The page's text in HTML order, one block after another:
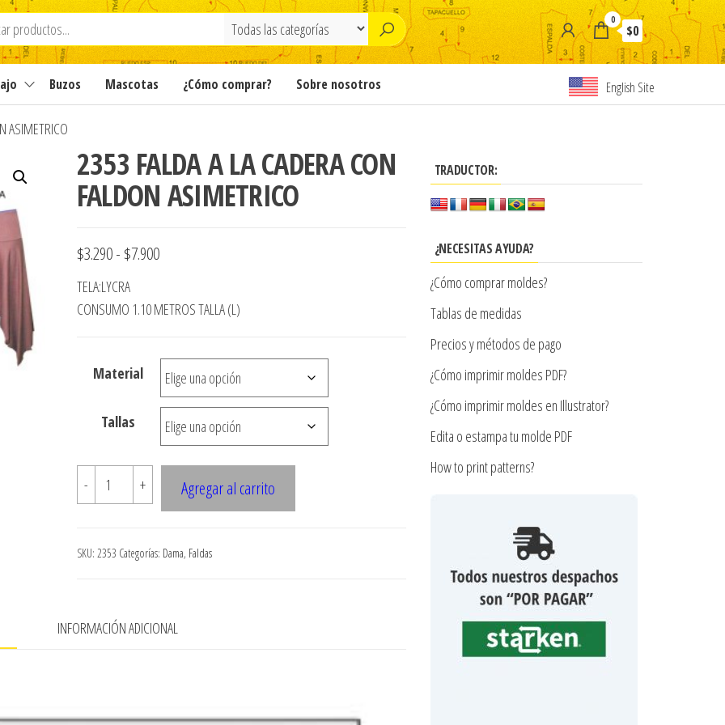
0
$0
Buzos Mascotas ¿Cómo comprar? Sobre nosotros English Site
ASIMETRICO
2353 FALDA A LA CADERA CON
FALDON ASIMETRICO
$3.290- $7.900Rango
precios:
$3.290
hasta
$7.900
TELA:LYCRA
CONSUMO 1.10 METROS TALLA (L)
Material
Tallas
-
2353
FALDA
LA
CADERA
ASIMETRICO
+ Agregar al carrito
SKU: 2353 Categorías: Dama, Faldas
INFORMACIÓN ADICIONAL
TRADUCTOR:
¿NECESITAS AYUDA?
¿Cómo comprar moldes?
Tablas de medidas
Precios y métodos de pago
¿Cómo imprimir moldes PDF?
¿Cómo imprimir moldes en Illustrator?
Edita o estampa tu molde PDF
How to print patterns?